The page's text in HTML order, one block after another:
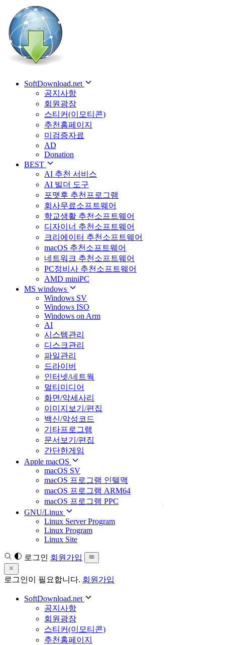
SoftDownload.net
공지사항
회원광장
스티커(이모티콘)
추천홈페이지
미검증자료
AD
Donation
BEST
AI 추천 서비스
AI 빌더 도구
포맷후 추천프로그램
회사무료소프트웨어
학교생활 추천소프트웨어
디자이너 추천소프트웨어
크리에이터 추천소프트웨어
macOS 추천소프트웨어
네트워크 추천소프트웨어
PC정비사 추천소프트웨어
AMD miniPC
MS windows
Windows SV
Windows ISO
Windows on Arm
AI
시스템관리
디스크관리
파일관리
드라이버
인터넷/네트웍
멀티미디어
화면/악세사리
이미지보기/편집
백신/악성코드
기타프로그램
문서보기/편집
간단한게임
Apple macOS
macOS SV
macOS 프로그램 인텔맥
macOS 프로그램 ARM64
macOS 프로그램 PPC
GNU/Linux
Linux Server Program
Linux Program
Linux Site
로그인 회원가입
로그인이 필요합니다. 회원가입
SoftDownload.net
공지사항
회원광장
스티커(이모티콘)
추천홈페이지